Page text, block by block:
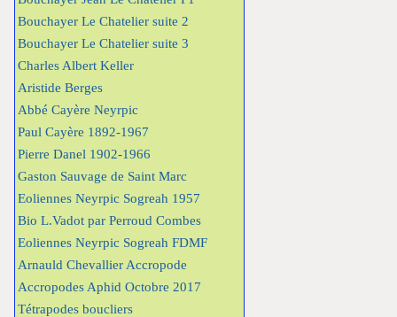
Bouchayer Le Chatelier suite 2
Bouchayer Le Chatelier suite 3
Charles Albert Keller
Aristide Berges
Abbé Cayère Neyrpic
Paul Cayère 1892-1967
Pierre Danel 1902-1966
Gaston Sauvage de Saint Marc
Eoliennes Neyrpic Sogreah 1957
Bio L.Vadot par Perroud Combes
Eoliennes Neyrpic Sogreah FDMF
Arnauld Chevallier Accropode
Accropodes Aphid Octobre 2017
Tétrapodes boucliers